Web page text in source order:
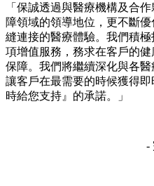
「保誠透過與醫療機構及合
障領域的領導地位，更不斷
縫連接的醫療體驗。我們積
項增值服務，務求在客戶的
保障。我們將繼續深化與各
讓客戶在最需要的時候獲得
時給您支持』的承諾。」
-